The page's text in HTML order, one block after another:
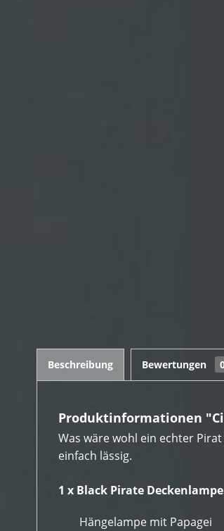
Beschreibung Bewertungen
Produktinformationen
Was wäre wohl ein echter
einfach lässig.
1 x Black Pirate
Hängelampe mit Papagei